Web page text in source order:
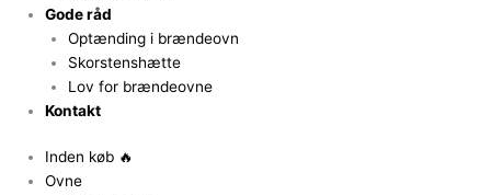
Gode råd
Optænding i brændeovn
Skorstenshætte
Lov for brændeovne
Kontakt
Inden køb 🔥
Ovne